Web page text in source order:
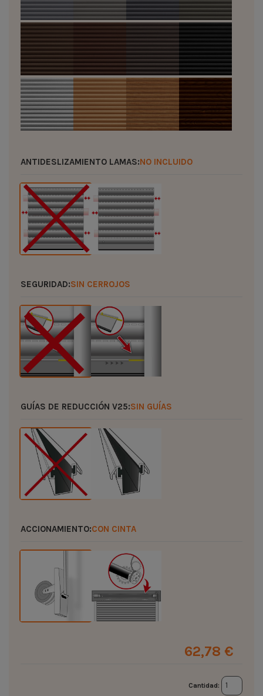
ANTIDESLIZAMIENTO LAMAS:NO INCLUIDO
SEGURIDAD:SIN CERROJOS
GUÍAS DE REDUCCIÓN V25:SIN GUÍAS
ACCIONAMIENTO:CON CINTA
62,78 €
Cantidad: